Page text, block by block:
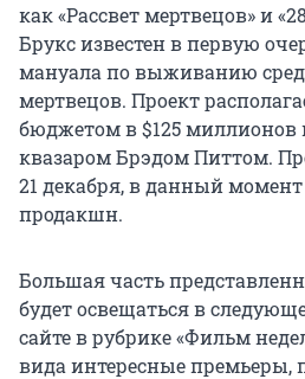
как «Рассвет мертвецов» и
Брукс известен в первую
мануала по выживанию
мертвецов. Проект
бюджетом в $125 миллионов
квазаром Брэдом Питтом.
21 декабря, в данный момент
продакшн.
Большая часть
будет освещаться в
сайте в рубрике «Фильм
вида интересные премьеры,